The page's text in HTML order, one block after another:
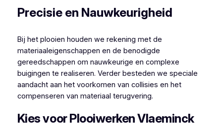
Precisie en Nauwkeurigheid
Bij het plooien houden we rekening met de
materiaaleigenschappen en de benodigde
gereedschappen om nauwkeurige en complexe
buigingen te realiseren. Verder besteden we speciale
aandacht aan het voorkomen van collisies en het
compenseren van materiaal terugvering.
Kies voor Plooiwerken Vlaeminck